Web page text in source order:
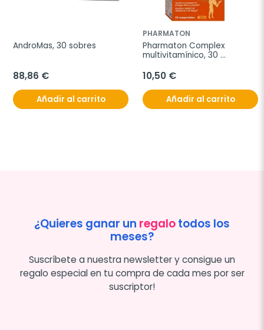
AndroMas, 30 sobres
88,86 €
Añadir al carrito
PHARMATON
Pharmaton Complex
multivitamínico, 30
10,50 €
Añadir al carrito
¿Quieres ganar un regalotodos los
meses?
Suscríbete a nuestra newsletter y consigue un
regalo especial en tu compra de cada mes por ser
suscriptor!